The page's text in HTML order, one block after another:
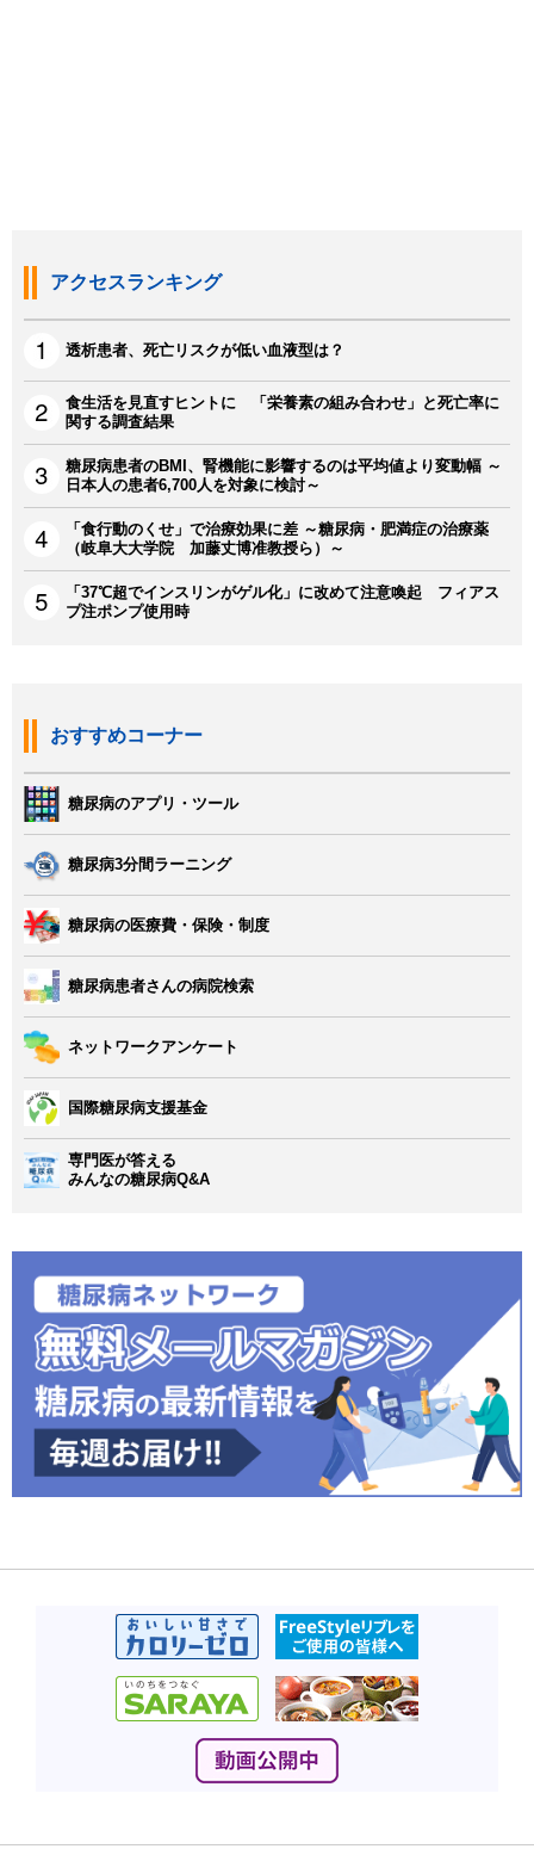
アクセスランキング
透析患者、死亡リスクが低い血液型は？
食生活を見直すヒントに 「栄養素の組み合わせ」と死亡率に
関する調査結果
糖尿病患者のBMI、腎機能に影響するのは平均値より変動幅 ～
日本人の患者6,700人を対象に検討～
「食行動のくせ」で治療効果に差 ～糖尿病・肥満症の治療薬
（岐阜大大学院 加藤丈博准教授ら）～
「37℃超でインスリンがゲル化」に改めて注意喚起 フィアス
プ注ポンプ使用時
おすすめコーナー
糖尿病のアプリ・ツール
糖尿病3分間ラーニング
糖尿病の医療費・保険・制度
糖尿病患者さんの病院検索
ネットワークアンケート
国際糖尿病支援基金
専門医が答える
みんなの糖尿病Q&A